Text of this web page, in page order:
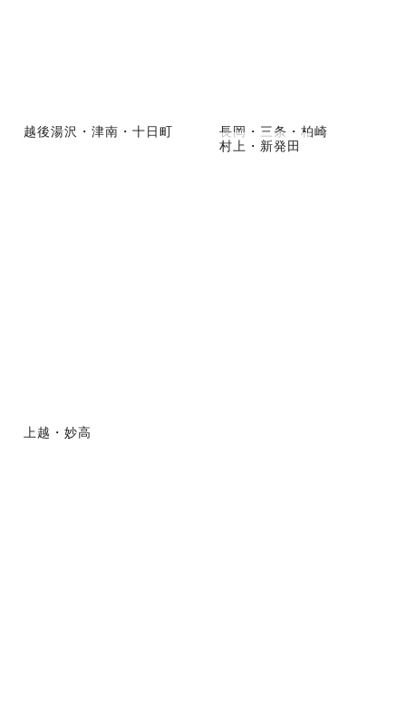
越後湯沢・津南・十日町
長岡・三条・柏崎
村上・新発田
上越・妙高